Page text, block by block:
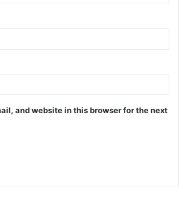
and website in this browser for the next